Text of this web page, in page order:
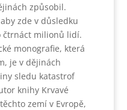
způsobil.
zde v důsledku
čtrnáct milionů lidí.
monografie, která
je v dějinách
sledu katastrof
knihy Krvavé
zemí v Evropě,